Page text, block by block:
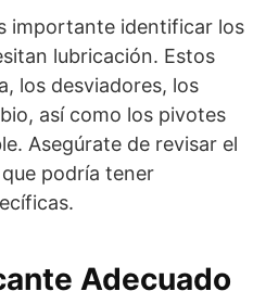
importante identificar los
lubricación. Estos
los desviadores, los
así como los pivotes
Asegúrate de revisar el
podría tener
Adecuado